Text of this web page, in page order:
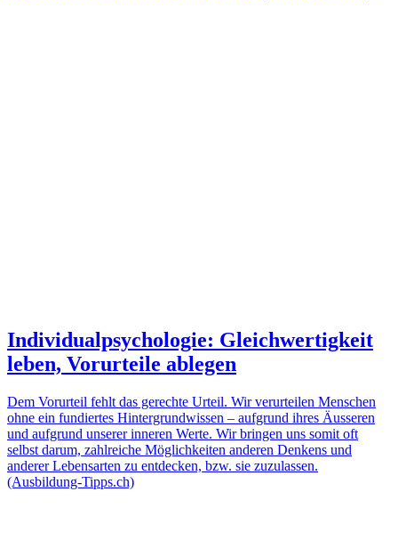
Individualpsychologie: Gleichwertigkeit
leben, Vorurteile ablegen
Dem Vorurteil fehlt das gerechte Urteil. Wir verurteilen Menschen
ohne ein fundiertes Hintergrundwissen – aufgrund ihres Äusseren
und aufgrund unserer inneren Werte. Wir bringen uns somit oft
selbst darum, zahlreiche Möglichkeiten anderen Denkens und
anderer Lebensarten zu entdecken, bzw. sie zuzulassen.
(Ausbildung-Tipps.ch)